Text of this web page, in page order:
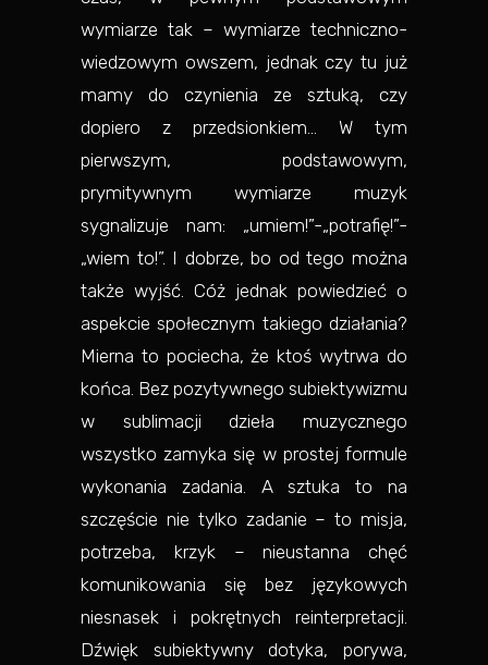
wymiarze tak – wymiarze techniczno-
wiedzowym owszem, jednak czy tu już
mamy do czynienia ze sztuką, czy
dopiero z przedsionkiem… W tym
pierwszym, podstawowym,
prymitywnym wymiarze muzyk
sygnalizuje nam: „umiem!”-„potrafię!”-
„wiem to!”. I dobrze, bo od tego można
także wyjść. Cóż jednak powiedzieć o
aspekcie społecznym takiego działania?
Mierna to pociecha, że ktoś wytrwa do
końca. Bez pozytywnego subiektywizmu
w sublimacji dzieła muzycznego
wszystko zamyka się w prostej formule
wykonania zadania. A sztuka to na
szczęście nie tylko zadanie – to misja,
potrzeba, krzyk – nieustanna chęć
komunikowania się bez językowych
niesnasek i pokrętnych reinterpretacji.
Dźwięk subiektywny dotyka, porywa,